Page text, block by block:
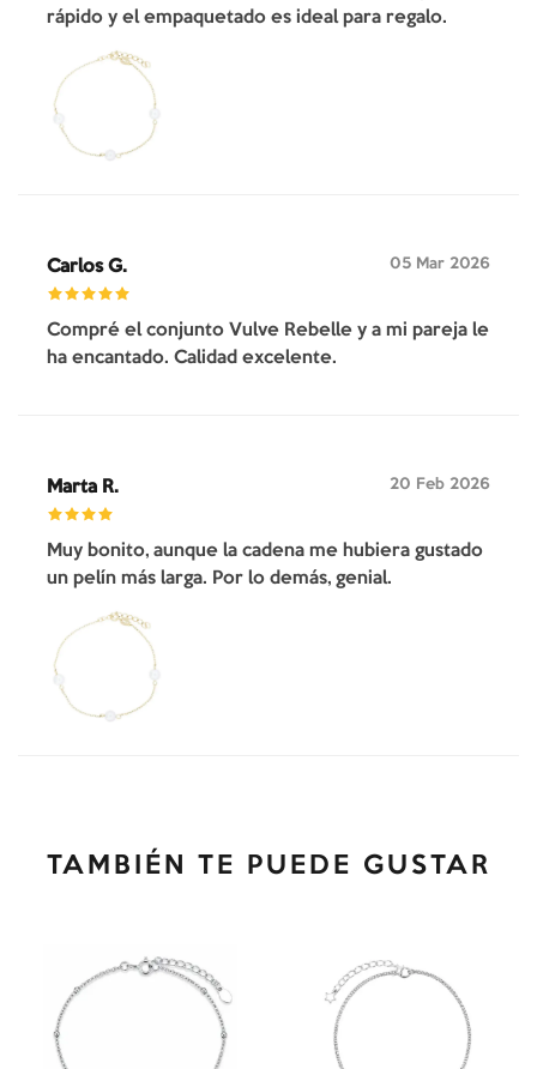
rápido y el empaquetado es ideal para regalo.
Carlos G. 05 Mar 2026
Compré el conjunto Vulve Rebelle y a mi pareja le
ha encantado. Calidad excelente.
Marta R. 20 Feb 2026
Muy bonito, aunque la cadena me hubiera gustado
un pelín más larga. Por lo demás, genial.
TAMBIÉN TE PUEDE GUSTAR